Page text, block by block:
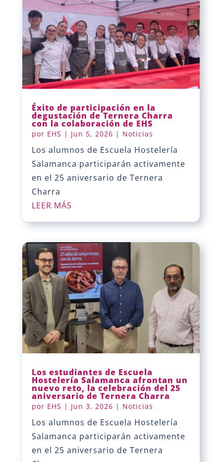
Éxito de participación en la
degustación de Ternera Charra
con la colaboración de EHS
por EHS | Jun 5, 2026 | Noticias
Los alumnos de Escuela Hostelería
Salamanca participarán activamente
en el 25 aniversario de Ternera
Charra
LEER MÁS
Los estudiantes de Escuela
Hostelería Salamanca afrontan un
nuevo reto, la celebración del 25
aniversario de Ternera Charra
por EHS | Jun 3, 2026 | Noticias
Los alumnos de Escuela Hostelería
Salamanca participarán activamente
en el 25 aniversario de Ternera